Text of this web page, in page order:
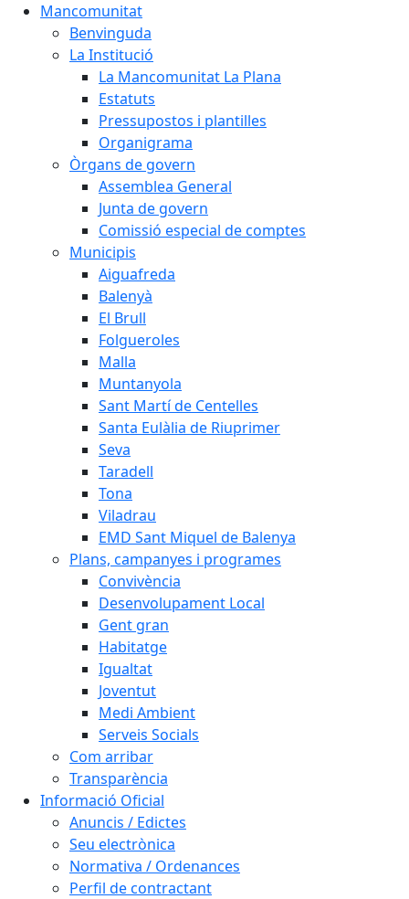
Mancomunitat
Benvinguda
La Institució
La Mancomunitat La Plana
Estatuts
Pressupostos i plantilles
Organigrama
Òrgans de govern
Assemblea General
Junta de govern
Comissió especial de comptes
Municipis
Aiguafreda
Balenyà
El Brull
Folgueroles
Malla
Muntanyola
Sant Martí de Centelles
Santa Eulàlia de Riuprimer
Seva
Taradell
Tona
Viladrau
EMD Sant Miquel de Balenya
Plans, campanyes i programes
Convivència
Desenvolupament Local
Gent gran
Habitatge
Igualtat
Joventut
Medi Ambient
Serveis Socials
Com arribar
Transparència
Informació Oficial
Anuncis / Edictes
Seu electrònica
Normativa / Ordenances
Perfil de contractant